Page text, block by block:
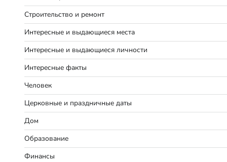
Строительство и ремонт
Интересные и выдающиеся места
Интересные и выдающиеся личности
Интересные факты
Человек
Церковные и праздничные даты
Дом
Образование
Финансы